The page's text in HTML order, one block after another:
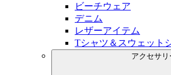
ビーチウェア
デニム
レザーアイテム
Tシャツ＆スウェット
アクセサリ